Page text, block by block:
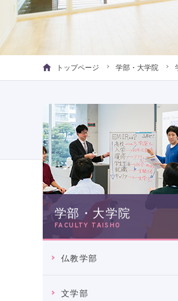
トップページ 学部・大学院
学部・大学院
FACULTY TAISHO
仏教学部
文学部